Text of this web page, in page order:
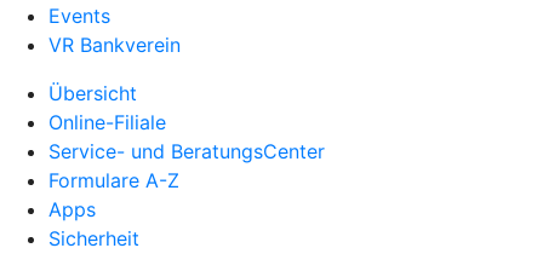
Events
VR Bankverein
Übersicht
Online-Filiale
Service- und BeratungsCenter
Formulare A-Z
Apps
Sicherheit